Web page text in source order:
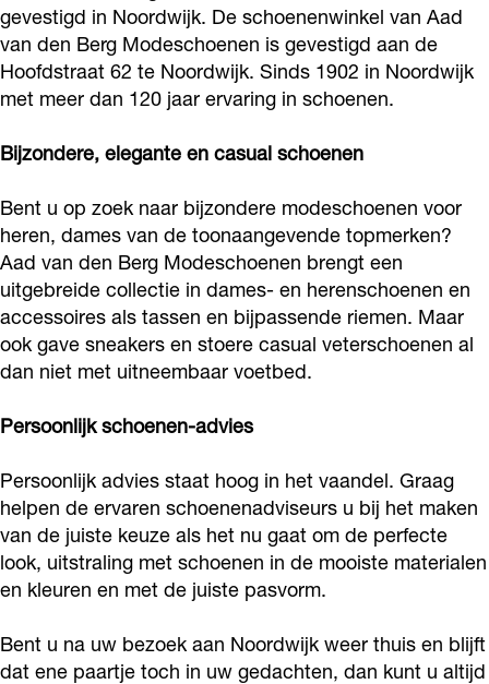
B
e
M
d
e
s
c
h
o
e
e
n
e
n
B
r
M
o
e
s
c
e
n
e
n
d
e
n
e
g
M
d
e
s
o
e
n
e
B
e
r
M
d
e
s
c
h
o
e
n
n
d
e
B
r
g
o
d
e
h
o
e
n
n
o
k
A
a
d
a
n
d
e
n
B
r
g
M
o
d
e
s
c
r
a
m
A
a
v
a
n
d
e
n
e
r
g
M
o
d
e
s
e
s
t
A
a
v
a
n
d
e
n
e
r
g
M
o
d
e
s
gevestigd in Noordwijk. De schoenenwinkel van Aad
van den Berg Modeschoenen is gevestigd aan de
Hoofdstraat 62 te Noordwijk. Sinds 1902 in Noordwijk
met meer dan 120 jaar ervaring in schoenen.
Bijzondere, elegante en casual schoenen
Bent u op zoek naar bijzondere modeschoenen voor
heren, dames van de toonaangevende topmerken?
Aad van den Berg Modeschoenen brengt een
uitgebreide collectie in dames- en herenschoenen en
accessoires als tassen en bijpassende riemen. Maar
ook gave sneakers en stoere casual veterschoenen al
dan niet met uitneembaar voetbed.
Persoonlijk schoenen-advies
Persoonlijk advies staat hoog in het vaandel. Graag
helpen de ervaren schoenenadviseurs u bij het maken
van de juiste keuze als het nu gaat om de perfecte
look, uitstraling met schoenen in de mooiste materialen
en kleuren en met de juiste pasvorm.
Bent u na uw bezoek aan Noordwijk weer thuis en blijft
dat ene paartje toch in uw gedachten, dan kunt u altijd